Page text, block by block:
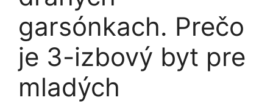
garsónkach. Prečo
je 3-izbový byt pre
mladých